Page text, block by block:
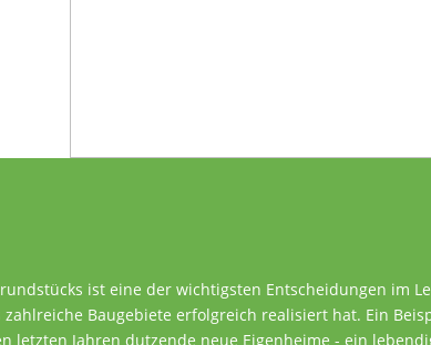
ist eine der wichtigsten Entscheidungen im
zahlreiche Baugebiete erfolgreich realisiert hat. Ein
letzten Jahren dutzende neue Eigenheime - ein